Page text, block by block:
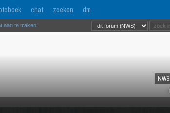
chat zoeken dm
NWS
aan te maken